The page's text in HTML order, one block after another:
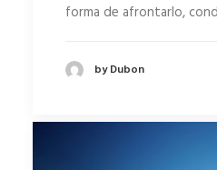
forma de afrontarlo,
by Dubon